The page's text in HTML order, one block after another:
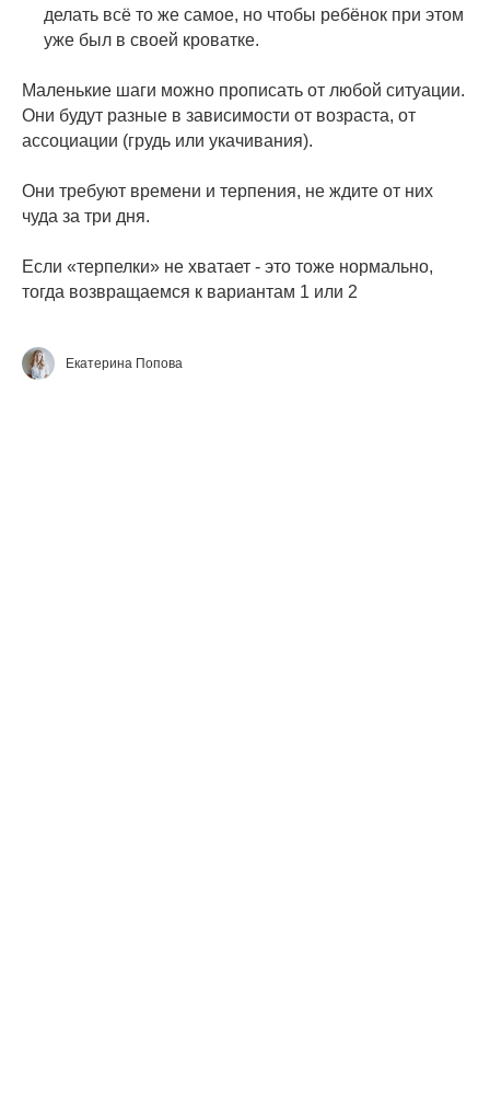
делать всё то же самое, но чтобы ребёнок при этом
уже был в своей кроватке.
Маленькие шаги можно прописать от любой ситуации.
Они будут разные в зависимости от возраста, от
ассоциации (грудь или укачивания).
Они требуют времени и терпения, не ждите от них
чуда за три дня.
Если «терпелки» не хватает - это тоже нормально,
тогда возвращаемся к вариантам 1 или 2
Екатерина Попова